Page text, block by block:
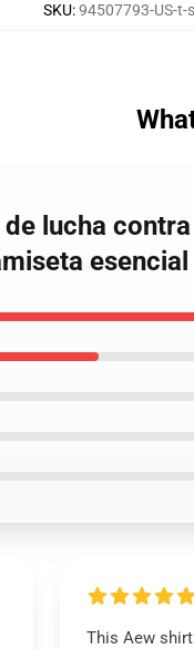
SKU:94507793-US-t-
lucha
esencial
This Aew